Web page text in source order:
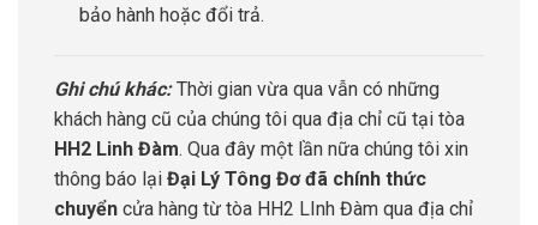
bảo hành hoặc đổi trả.
Ghi chú khác: Thời gian vừa qua vẫn có những
khách hàng cũ của chúng tôi qua địa chỉ cũ tại tòa
HH2 Linh Đàm. Qua đây một lần nữa chúng tôi xin
thông báo lại Đại Lý Tông Đơ đã chính thức
chuyển cửa hàng từ tòa HH2 LInh Đàm qua địa chỉ